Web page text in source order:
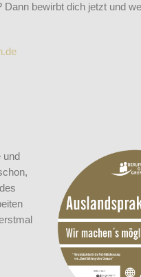
bewirbt dich jetzt und
und